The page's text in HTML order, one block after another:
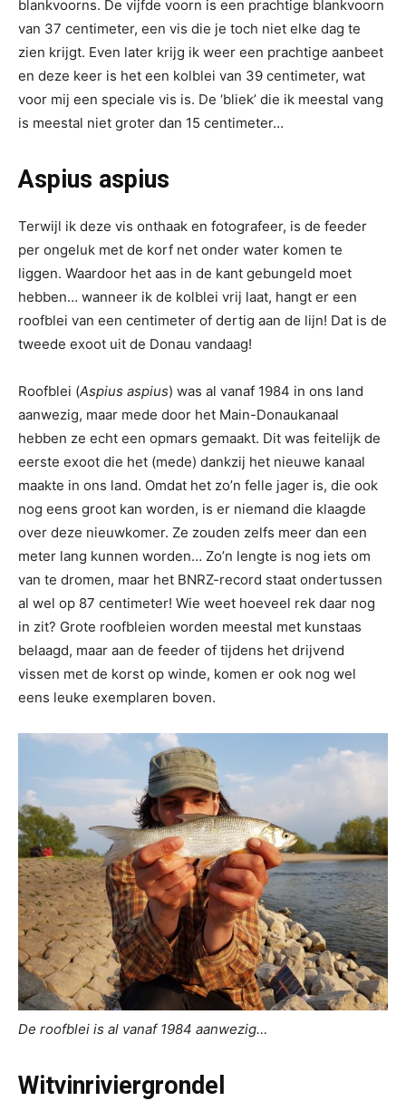
blankvoorns. De vijfde voorn is een prachtige blankvoorn
van 37 centimeter, een vis die je toch niet elke dag te
zien krijgt. Even later krijg ik weer een prachtige aanbeet
en deze keer is het een kolblei van 39 centimeter, wat
voor mij een speciale vis is. De ‘bliek’ die ik meestal vang
is meestal niet groter dan 15 centimeter…
Aspius aspius
Terwijl ik deze vis onthaak en fotografeer, is de feeder
per ongeluk met de korf net onder water komen te
liggen. Waardoor het aas in de kant gebungeld moet
hebben… wanneer ik de kolblei vrij laat, hangt er een
roofblei van een centimeter of dertig aan de lijn! Dat is de
tweede exoot uit de Donau vandaag!
Roofblei (Aspius aspius) was al vanaf 1984 in ons land
aanwezig, maar mede door het Main-Donaukanaal
hebben ze echt een opmars gemaakt. Dit was feitelijk de
eerste exoot die het (mede) dankzij het nieuwe kanaal
maakte in ons land. Omdat het zo’n felle jager is, die ook
nog eens groot kan worden, is er niemand die klaagde
over deze nieuwkomer. Ze zouden zelfs meer dan een
meter lang kunnen worden… Zo’n lengte is nog iets om
van te dromen, maar het BNRZ-record staat ondertussen
al wel op 87 centimeter! Wie weet hoeveel rek daar nog
in zit? Grote roofbleien worden meestal met kunstaas
belaagd, maar aan de feeder of tijdens het drijvend
vissen met de korst op winde, komen er ook nog wel
eens leuke exemplaren boven.
De roofblei is al vanaf 1984 aanwezig…
Witvinriviergrondel